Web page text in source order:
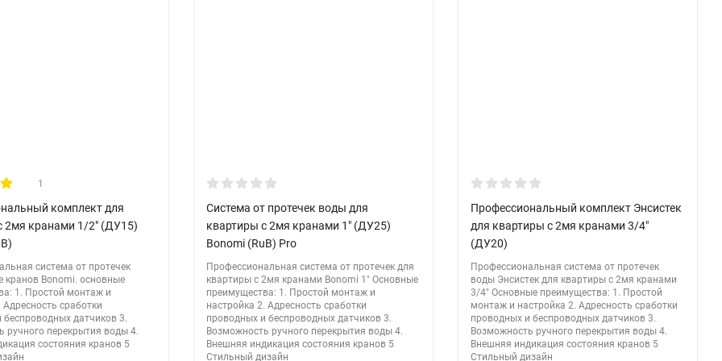
Наши специалисты помогут с выбором и установкой.
1
комплект для
2мя кранами 1/2" (ДУ15)
система от протечек
кранов Bonomi. основные
1. Простой монтаж и
Адресность сработки
беспроводных датчиков 3.
ручного перекрытия воды 4.
состояния кранов 5
Система от протечек воды для
квартиры с 2мя кранами 1" (ДУ25)
Bonomi (RuB) Pro
Профессиональная система от протечек для
квартиры с 2мя кранами Bonomi 1" Основные
преимущества: 1. Простой монтаж и
настройка 2. Адресность сработки
проводных и беспроводных датчиков 3.
Возможность ручного перекрытия воды 4.
Внешняя индикация состояния кранов 5
Стильный дизайн
Профессиональный комплект Энсистек
для квартиры с 2мя кранами 3/4"
(ДУ20)
Профессиональная система от протечек
воды Энсистек для квартиры с 2мя кранами
3/4" Основные преимущества: 1. Простой
монтаж и настройка 2. Адресность сработки
проводных и беспроводных датчиков 3.
Возможность ручного перекрытия воды 4.
Внешняя индикация состояния кранов 5
Стильный дизайн